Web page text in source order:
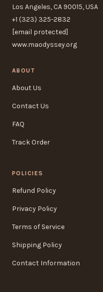
Los Angeles, CA 90015, USA
+1 (323) 325-2832
[email protected]
www.maodyssey.org
ABOUT
About Us
Contact Us
FAQ
Track Order
POLICIES
Refund Policy
Privacy Policy
Terms of Service
Shipping Policy
Contact Information